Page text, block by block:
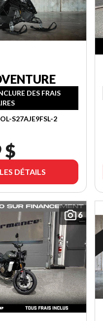
DES FRAIS
S27AJE9FSL-2
$
DÉTAILS
6